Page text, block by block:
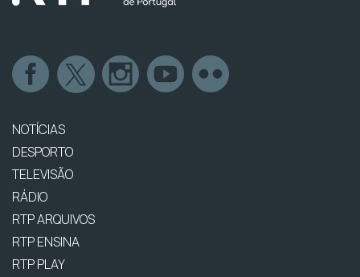
NOTÍCIAS
DESPORTO
TELEVISÃO
RÁDIO
RTP ARQUIVOS
RTP ENSINA
RTP PLAY